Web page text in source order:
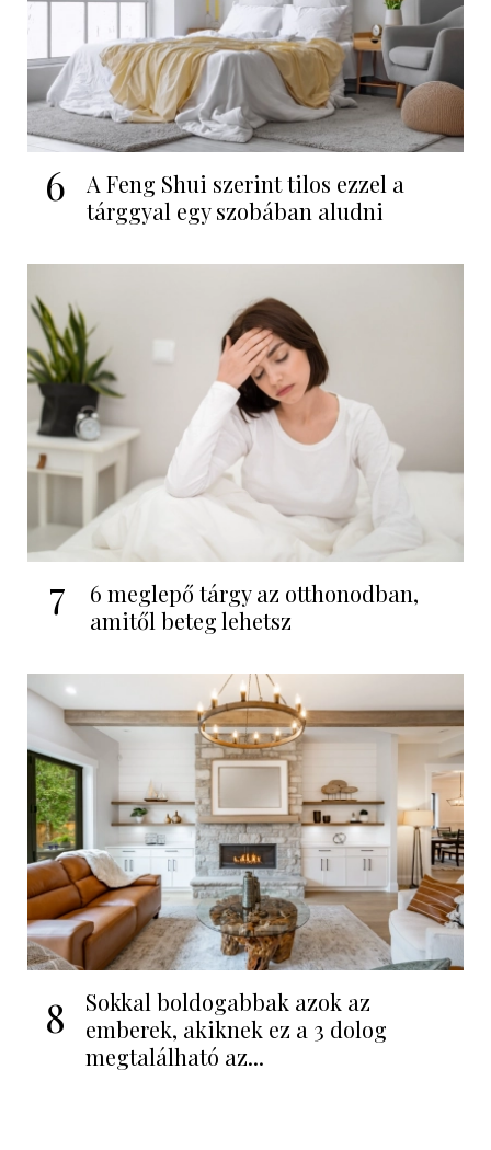
6
A Feng Shui szerint tilos ezzel a
tárggyal egy szobában aludni
7
6 meglepő tárgy az otthonodban,
amitől beteg lehetsz
8
Sokkal boldogabbak azok az
emberek, akiknek ez a 3 dolog
megtalálható az...